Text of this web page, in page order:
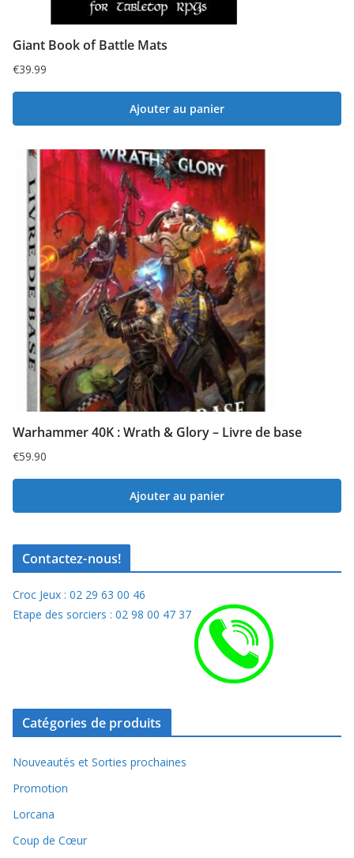
Giant Book of Battle Mats
€39.99
Ajouter au panier
Warhammer 40K : Wrath & Glory – Livre de base
€59.90
Ajouter au panier
Contactez-nous!
Croc Jeux : 02 29 63 00 46
Etape des sorciers : 02 98 00 47 37
Catégories de produits
Nouveautés et Sorties prochaines
Promotion
Lorcana
Coup de Cœur